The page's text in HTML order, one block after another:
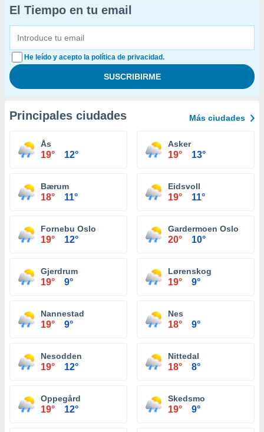
El Tiempo en tu email
He leído y acepto la política de privacidad.
Principales ciudades Más ciudades
Ås
19° 12°
Asker
19° 13°
Bærum
18° 11°
Eidsvoll
19° 11°
Fornebu Oslo
19° 12°
Gardermoen Oslo
20° 10°
Gjerdrum
19° 9°
Lørenskog
19° 9°
Nannestad
19° 9°
Nes
18° 9°
Nesodden
19° 12°
Nittedal
18° 8°
Oppegård
19° 12°
Skedsmo
19° 9°